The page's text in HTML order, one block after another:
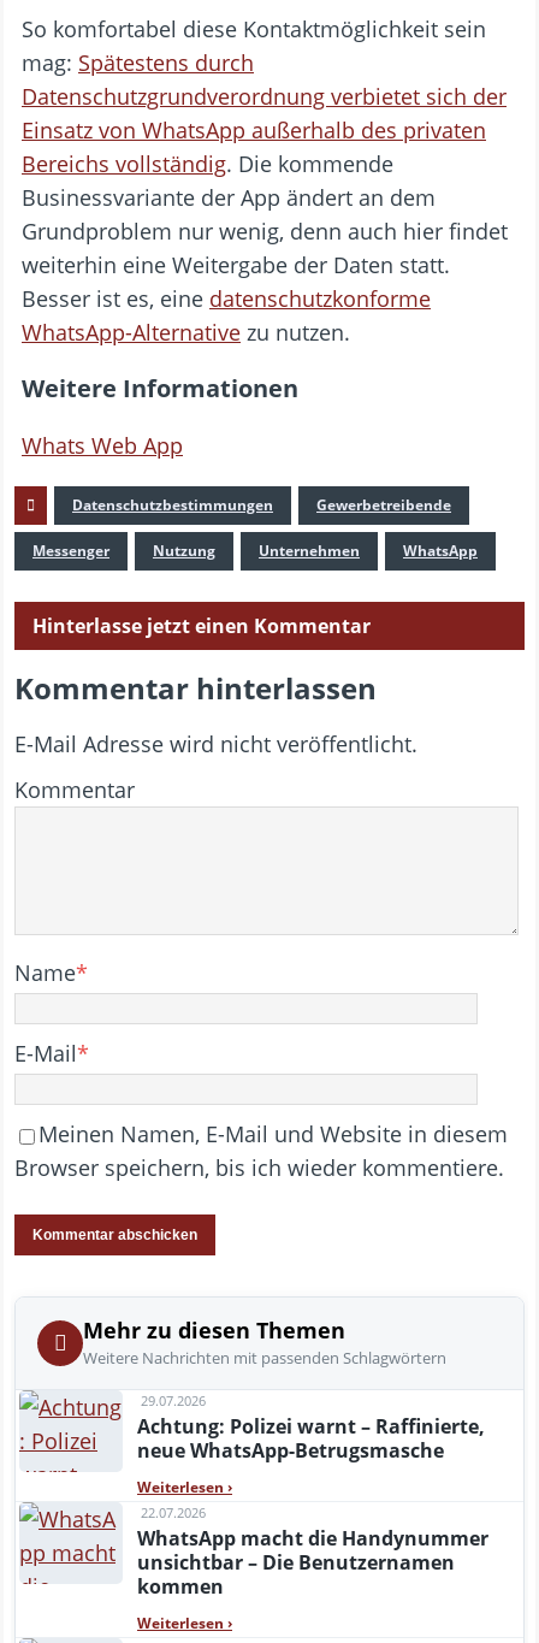
So komfortabel diese Kontaktmöglichkeit sein
mag: Spätestens durch
Datenschutzgrundverordnung verbietet sich der
Einsatz von WhatsApp außerhalb des privaten
Bereichs vollständig. Die kommende
Businessvariante der App ändert an dem
Grundproblem nur wenig, denn auch hier findet
weiterhin eine Weitergabe der Daten statt.
Besser ist es, eine datenschutzkonforme
WhatsApp-Alternative zu nutzen.
Weitere Informationen
Whats Web App
Datenschutzbestimmungen Gewerbetreibende
Messenger Nutzung Unternehmen WhatsApp
Hinterlasse jetzt einen Kommentar
Kommentar hinterlassen
E-Mail Adresse wird nicht veröffentlicht.
Kommentar
Name*
E-Mail*
Meinen Namen, E-Mail und Website in diesem
Browser speichern, bis ich wieder kommentiere.
Mehr zu diesen Themen
Weitere Nachrichten mit passenden Schlagwörtern
29.07.2026
Achtung: Polizei warnt – Raffinierte,
neue WhatsApp-Betrugsmasche
Weiterlesen ›
22.07.2026
WhatsApp macht die Handynummer
unsichtbar – Die Benutzernamen
kommen
Weiterlesen ›